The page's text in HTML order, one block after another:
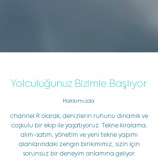
Yolculuğunuz Bizimle Başlıyor
Hakkımızda
channel.R olarak, denizlerin ruhunu dinamik ve
coşkulu bir ekip ile yaşatıyoruz. Tekne kiralama,
alım-satım, yönetim ve yeni tekne yapımı
alanlarındaki zengin birikimimiz, sizin için
sorunsuz bir deneyim anlamına geliyor.